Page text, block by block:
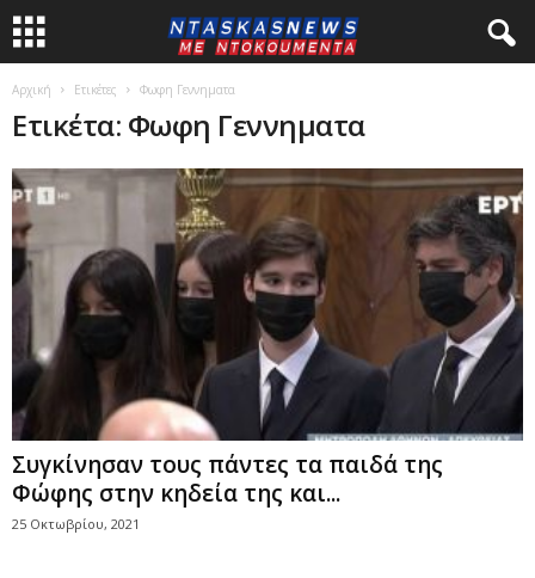
Αρχική Ετικέτες Φωφη Γεννηματα
Ετικέτα: Φωφη Γεννηματα
Συγκίνησαν τους πάντες τα παιδά της
Φώφης στην κηδεία της και...
25 Οκτωβρίου, 2021